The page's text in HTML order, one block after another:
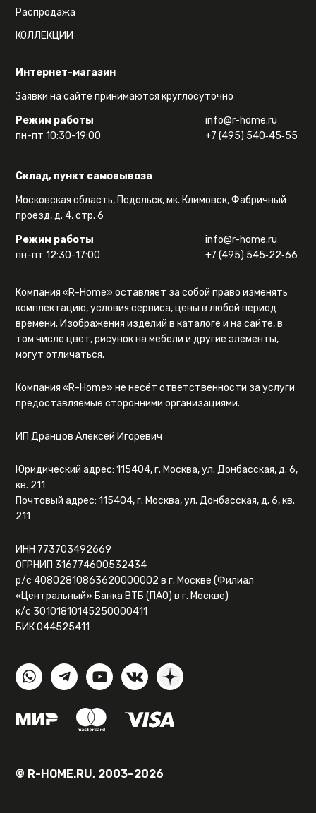
Интернет-магазин
Заявки на сайте принимаются круглосуточно
Режим работы
пн-пт 10:30-19:00
info@r-home.ru
+7 (495) 540‑45‑55
Склад, пункт самовывоза
Московская область, Подольск, мк. Климовск, Фабричный
проезд, д. 4, стр. 6
Режим работы
пн-пт 12:30-17:00
info@r-home.ru
+7 (495) 545‑22‑66
Распродажа
КОЛЛЕКЦИИ
Компания «R-Home» оставляет за собой право изменять
комплектацию, условия сервиса, цены в любой период
времени. Изображения изделий в каталоге и на сайте, в
том числе цвет, рисунок на мебели и другие элементы,
могут отличаться.
Компания «R-Home» не несёт ответственности за услуги
предоставляемые сторонними организациями.
ИП Дранцов Алексей Игоревич
Юридический адрес: 115404, г. Москва, ул. Донбасская, д. 6,
кв. 211
Почтовый адрес: 115404, г. Москва, ул. Донбасская, д. 6, кв.
211
ИНН 773703492669
ОГРНИП 316774600532434
р/с 40802810863620000002 в г. Москве (Филиал
«Центральный» Банка ВТБ (ПАО) в г. Москве)
к/с 30101810145250000411
БИК 044525411
© R-HOME.RU, 2003–2026